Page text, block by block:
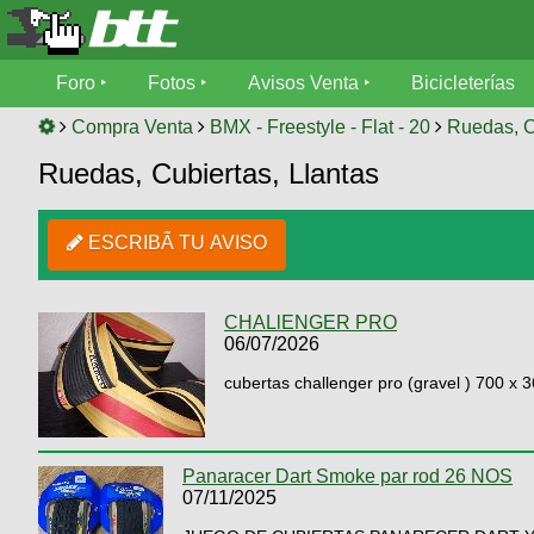
Foro
Foro
Fotos
SUBÍ
tu
Galeria
XC
Bicicletas
Viajes
Descenso
Dirt
Avisos
Ventas
aviso
Buscar
Ultimos
Fotos
Bicicleterías
Bicicletas
Bicicletas
Tandem
Freerider
Videos
Cicloturismo
Salidas
Usuarios
Foro Fotos Avisos Venta Bicicleterías
Compra Venta BMX - Freestyle - Flat - 20 Ruedas,
Ruedas, Cubiertas, Llantas
ESCRIBÃ TU AVISO
CHALlENGER PRO
06/07/2026
cubertas challenger pro (gravel ) 700 x
Panaracer Dart Smoke par rod 26 NOS
07/11/2025